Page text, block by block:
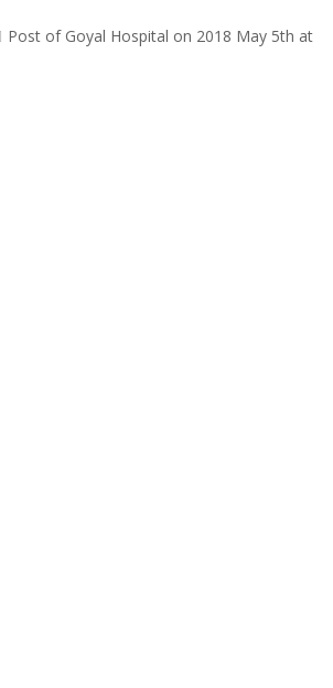
Post of Goyal Hospital on 2018 May 5th at